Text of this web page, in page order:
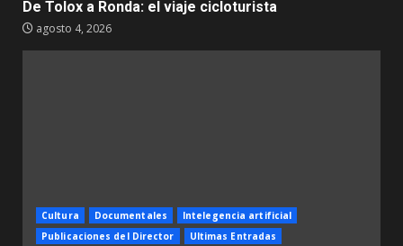
De Tolox a Ronda: el viaje cicloturista
agosto 4, 2026
Cultura Documentales
Intelegencia artificial
Publicaciones del Director
Ultimas Entradas